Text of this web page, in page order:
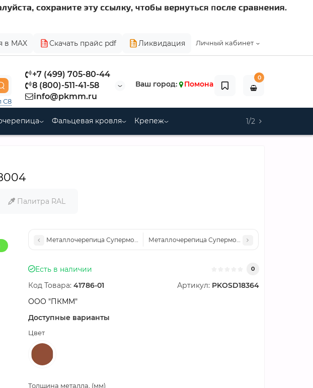
Личный кабинет
в MAX Скачать прайс pdf Ликвидация
+7 (499) 705-80-44
8 (800)-511-41-58
info@pkmm.ru
С8
Ваш город: Помона
0
Фальцевая кровля Крепеж 1/2
Палитра RAL
Металлочерепица Супермонтеррей-0.5 Norman RAL7024
Металлочерепица Супермонтеррей-0.5 Norman
Есть в наличии 0
Код Товара: 41786-01 Артикул: PKOSD18364
ООО "ПКММ"
Доступные варианты
Цвет
Толщина металла, (мм)